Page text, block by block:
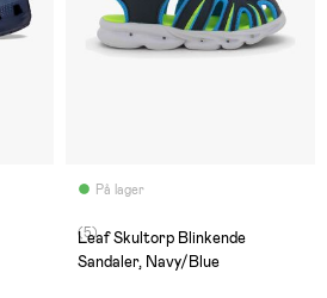
På lager
(5)
Leaf Skultorp Blinkende
Sandaler, Navy/Blue